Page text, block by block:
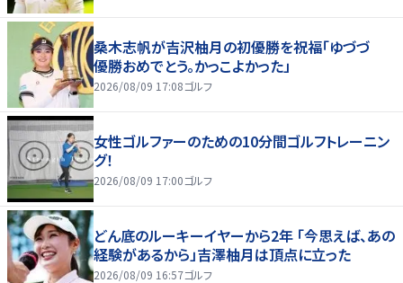
桑木志帆が吉沢柚月の初優勝を祝福「ゆづづ
優勝おめでとう。かっこよかった」
2026/08/09 17:08ゴルフ
女性ゴルファーのための10分間ゴルフトレーニン
グ！
2026/08/09 17:00ゴルフ
どん底のルーキーイヤーから2年 「今思えば、あの
経験があるから」吉澤柚月は頂点に立った
2026/08/09 16:57ゴルフ